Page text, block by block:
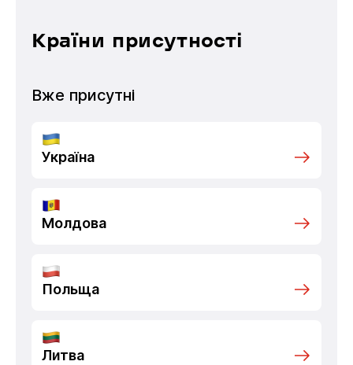
Країни присутності
Вже присутні
Україна
Молдова
Польща
Литва